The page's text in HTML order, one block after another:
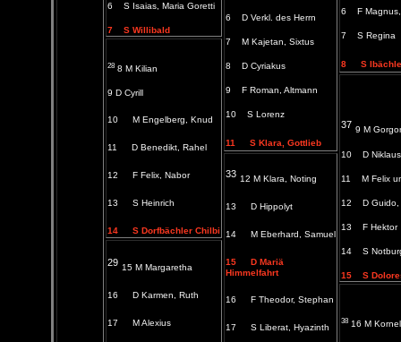
6 S Isaias, Maria Goretti
7 S Willibald
6 F Magnus,
7 S Regina
8 S
6 D Verkl. des Herrn
7 M Kajetan, Sixtus
8 D Cyriakus
9 F Roman, Altmann
10 S Lorenz
11 S Klara, Gottlieb
288 M Kilian
9 D Cyrill
10 M Engelberg, Knud
11 D Benedikt, Rahel
12 F Felix, Nabor
13 S Heinrich
14 S Dorfbächler Chilbi
37 9 M
10 D
11 M Felix
12 D Guido,
13 F Hektor
14 S
15 S
33 12 M Klara, Noting
13 D Hippolyt
14 M Eberhard, Samuel
15
D Mariä
Himmelfahrt
16 F Theodor, Stephan
17 S Liberat, Hyazinth
29 15 M Margaretha
16 D Karmen, Ruth
17 M Alexius 3816 M